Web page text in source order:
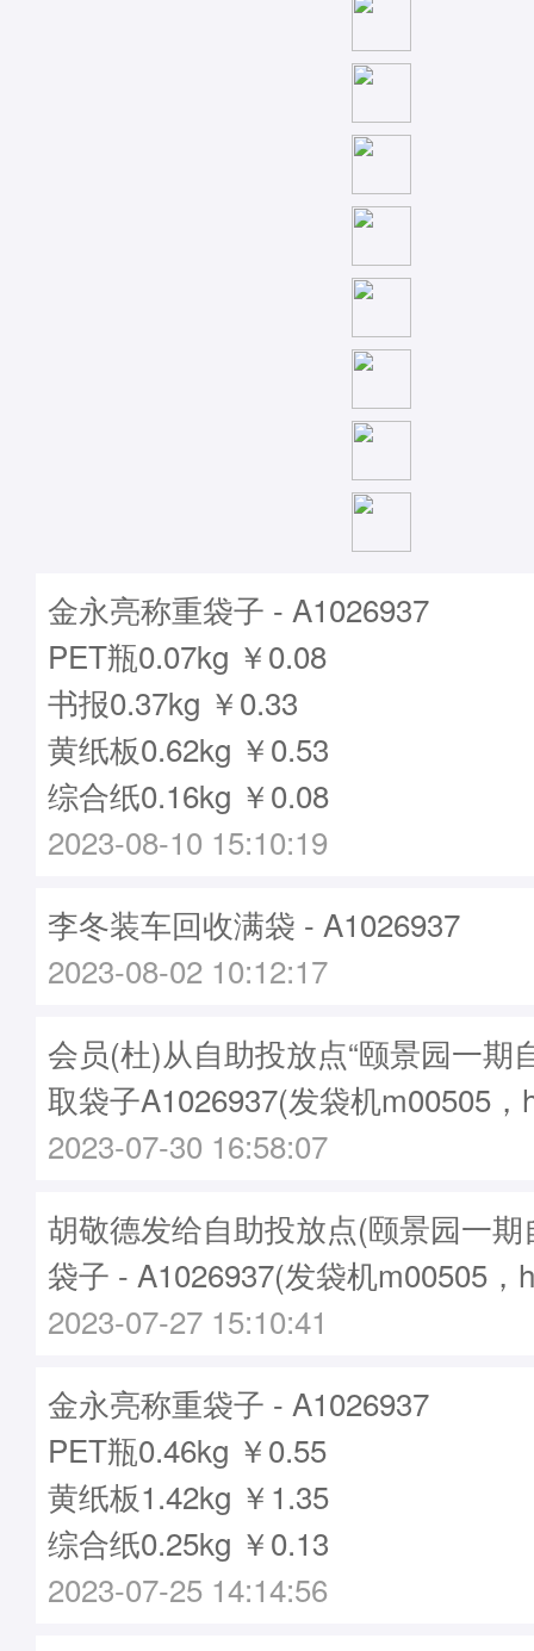
金永亮称重袋子 - A1026937
PET瓶0.07kg ￥0.08
书报0.37kg ￥0.33
黄纸板0.62kg ￥0.53
综合纸0.16kg ￥0.08
2023-08-10 15:10:19
李冬装车回收满袋 - A1026937
2023-08-02 10:12:17
会员(杜)从自助投放点“颐景园一期
取袋子A1026937(发袋机m00505，
2023-07-30 16:58:07
胡敬德发给自助投放点(颐景园一
袋子 - A1026937(发袋机m00505，
2023-07-27 15:10:41
金永亮称重袋子 - A1026937
PET瓶0.46kg ￥0.55
黄纸板1.42kg ￥1.35
综合纸0.25kg ￥0.13
2023-07-25 14:14:56